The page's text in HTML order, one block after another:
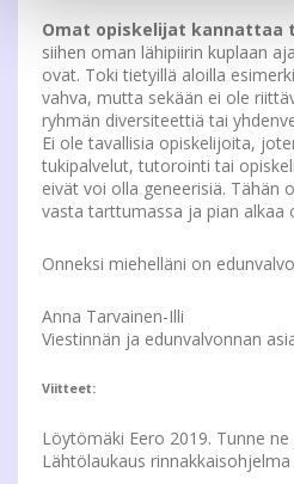
Omat opiskelijat kannattaa
siihen oman lähipiirin kuplaan
ovat. Toki tietyillä aloilla
vahva, mutta sekään ei ole
ryhmän diversiteettiä tai
Ei ole tavallisia opiskelijoita,
tukipalvelut, tutorointi tai
eivät voi olla geneerisiä. Tähän
vasta tarttumassa ja pian alkaa
Onneksi miehelläni on
Anna Tarvainen-Illi
Viestinnän ja edunvalvonnan
Viitteet:
Löytömäki Eero 2019. Tunne
Lähtölaukaus rinnakkaisohjelma